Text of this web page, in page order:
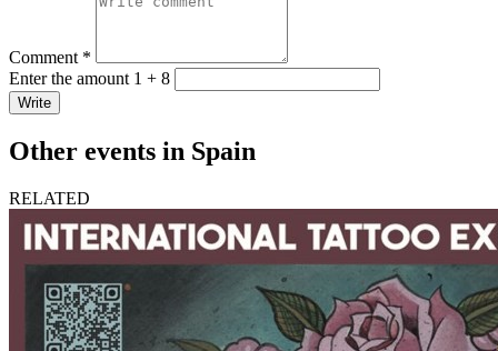
Comment *
Enter the amount 1 + 8
Write
Other events in Spain
RELATED